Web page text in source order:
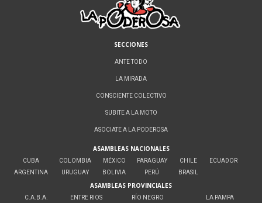
SECCIONES
ANTE TODO
LA MIRADA
CONSCIENTE COLECTIVO
SUBITE A LA MOTO
ASOCIATE A LA PODEROSA
ASAMBLEAS NACIONALES
CUBA
ARGENTINA
COLOMBIA
URUGUAY
MÉXICO
BOLIVIA
PARAGUAY
PERÚ
CHILE
BRASIL
ECUADOR
ASAMBLEAS PROVINCIALES
C.A.B.A. ENTRE RIOS RÍO NEGRO LA PAMPA